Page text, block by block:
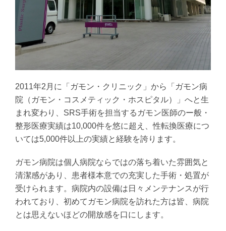
2011年2月に「ガモン・クリニック」から「ガモン病
院（ガモン・コスメティック・ホスピタル）」へと生
まれ変わり、SRS手術を担当するガモン医師のー般・
整形医療実績は10,000件を悠に超え、性転換医療につ
いては5,000件以上の実績と経験を誇ります。
ガモン病院は個人病院ならではの落ち着いた雰囲気と
清潔感があり、患者様本意での充実した手術・処置が
受けられます。病院内の設備は日々メンテナンスが行
われており、初めてガモン病院を訪れた方は皆、病院
とは思えないほどの開放感を口にします。